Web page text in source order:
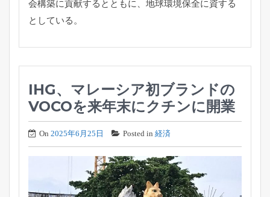
会構築に貢献するとともに、 地球環境保全に資する
としている。
IHG、マレーシア初ブランドの
VOCOを来年末にクチンに開業
On 2025年6月25日 Posted in 経済